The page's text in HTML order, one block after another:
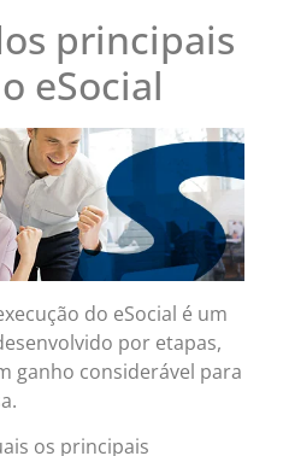
principais
eSocial
do eSocial é um
por etapas,
ganho considerável para
os principais